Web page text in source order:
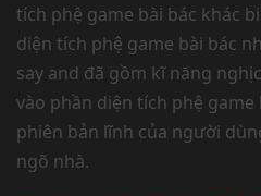
tích phệ game bài bác khác
diện tích phệ game bài bác
say and đã gồm kĩ năng
vào phần diện tích phệ
phiên bản lĩnh của người
ngõ nhà.